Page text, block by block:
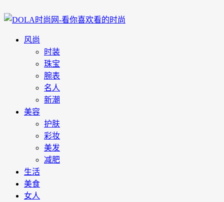
风尚
时装
珠宝
腕表
名人
新潮
美容
护肤
彩妆
美发
减肥
生活
美食
女人